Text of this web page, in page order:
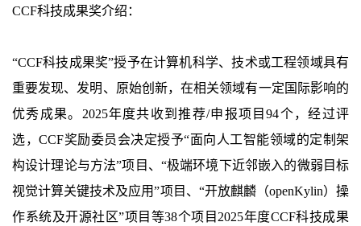
CCF科技成果奖介绍：
“CCF科技成果奖”授予在计算机科学、技术或工程领域具有
重要发现、发明、原始创新，在相关领域有一定国际影响的
优秀成果。2025年度共收到推荐/申报项目94个，经过评
选，CCF奖励委员会决定授予“面向人工智能领域的定制架
构设计理论与方法”项目、“极端环境下近邻嵌入的微弱目标
视觉计算关键技术及应用”项目、“开放麒麟（openKylin）操
作系统及开源社区”项目等38个项目2025年度CCF科技成果